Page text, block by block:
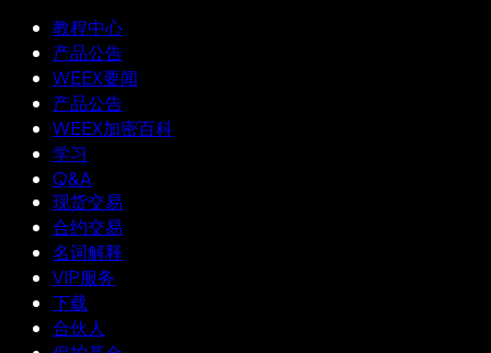
教程中心
产品公告
WEEX要闻
产品公告
WEEX加密百科
学习
Q&A
现货交易
合约交易
名词解释
VIP服务
下载
合伙人